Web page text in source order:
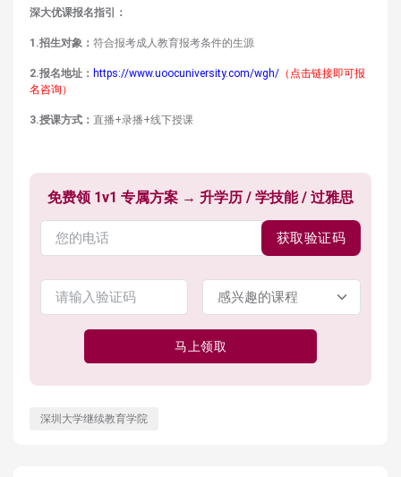
深大优课报名指引：
1.招生对象： 符合报考成人教育报考条件的生源
2.报名地址： https://www.uoocuniversity.com/wgh/ （点击链接即可报
名咨询）
3.授课方式： 直播+录播+线下授课
免费领 1v1 专属方案 → 升学历 / 学技能 / 过雅思
获取验证码
马上领取
深圳大学继续教育学院